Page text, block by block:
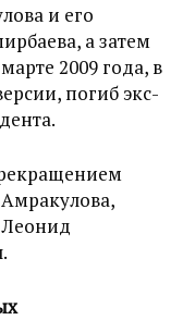
и его
а затем
2009 года, в
погиб экс-
Леонид